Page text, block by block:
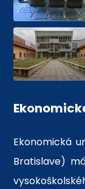
Ekonomická
Bratislave)